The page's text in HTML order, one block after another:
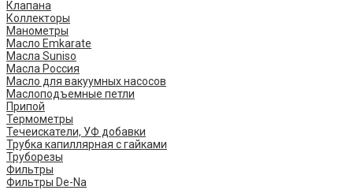
Клапана
Коллекторы
Манометры
Масло Emkarate
Масла Suniso
Масла Россия
Масло для вакуумных насосов
Маслоподъемные петли
Припой
Термометры
Течеискатели, УФ добавки
Трубка капиллярная с гайками
Труборезы
Фильтры
Фильтры De-Na